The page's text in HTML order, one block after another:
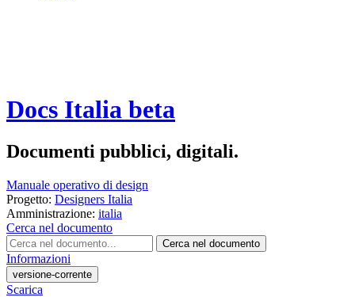
Docs Italia beta
Documenti pubblici, digitali.
Manuale operativo di design
Progetto: Designers Italia
Amministrazione: italia
Cerca nel documento
Cerca nel documento
Informazioni
versione-corrente
Scarica